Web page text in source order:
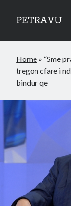
PETRAVU
Bank
Credit Cards
Uncategorized
Home » “Sme
tregon cfare i
bindur qe